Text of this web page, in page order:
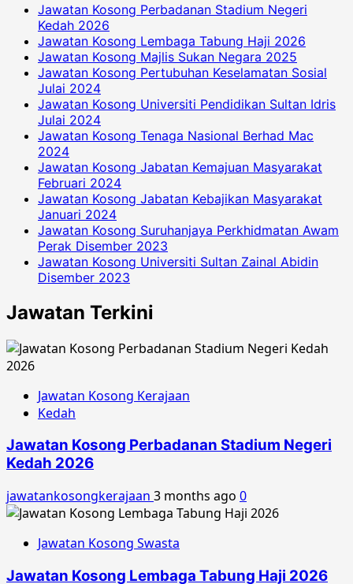
Jawatan Kosong Perbadanan Stadium Negeri
Kedah 2026
Jawatan Kosong Lembaga Tabung Haji 2026
Jawatan Kosong Majlis Sukan Negara 2025
Jawatan Kosong Pertubuhan Keselamatan Sosial
Julai 2024
Jawatan Kosong Universiti Pendidikan Sultan Idris
Julai 2024
Jawatan Kosong Tenaga Nasional Berhad Mac
2024
Jawatan Kosong Jabatan Kemajuan Masyarakat
Februari 2024
Jawatan Kosong Jabatan Kebajikan Masyarakat
Januari 2024
Jawatan Kosong Suruhanjaya Perkhidmatan Awam
Perak Disember 2023
Jawatan Kosong Universiti Sultan Zainal Abidin
Disember 2023
Jawatan Terkini
Jawatan Kosong Kerajaan
Kedah
Jawatan Kosong Perbadanan Stadium Negeri
Kedah 2026
jawatankosongkerajaan 3 months ago 0
Jawatan Kosong Swasta
Jawatan Kosong Lembaga Tabung Haji 2026